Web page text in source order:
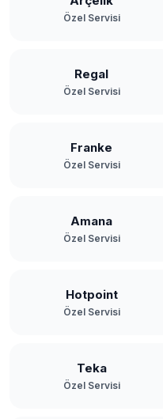
Yeniköy
Özel Servisi
Regal
Özel Servisi
Franke
Özel Servisi
Amana
Özel Servisi
Hotpoint
Özel Servisi
Teka
Özel Servisi